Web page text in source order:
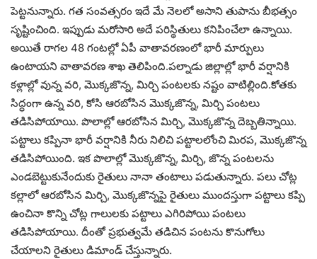
పెట్టనున్నారు. గత సంవత్సరం ఇదే మే నెలలో అసాని తుపాను బీభత్సం
సృష్టించింది. ఇప్పుడు మరోసారి అదే పరిస్థితులు కనిపించేలా ఉన్నాయి.
అయితే రాగల 48 గంటల్లో ఏపీ వాతావరణంలో భారీ మార్పులు
ఉంటాయని వాతావరణ శాఖ తెలిపింది.పల్నాడు జిల్లాల్లో భారీ వర్షానికి
కళ్లాల్లో వున్న వరి, మొక్కజొన్న, మిర్చి పంటలకు నష్టం వాటిల్లింది.కోతకు
సిద్ధంగా ఉన్న వరి, కోసి ఆరబోసిన మొక్కజొన్న, మిర్చి పంటలు
తడిసిపోయాయి. పొలాల్లో ఆరబోసిన మిర్చి, మొక్కజొన్న దెబ్బతిన్నాయి.
పట్టాలు కప్పినా భారీ వర్షానికి నీరు నిలిచి పట్టాలలోంచి మిరప, మొక్కజొన్న
తడిసిపోయింది. ఇక పొలాల్లో మొక్కజొన్న, మిర్చి, జొన్న పంటలను
ఎండబెట్టుకునేందుకు రైతులు నానా తంటాలు పడుతున్నారు. పలు చోట్ల
కల్లాలో ఆరబోసిన మిర్చి, మొక్కజొన్నపై రైతులు ముందస్తుగా పట్టాలు కప్పి
ఉంచినా కొన్ని చోట్ల గాలులకు పట్టాలు ఎగిరిపోయి పంటలు
తడిసిపోయాయి. దీంతో ప్రభుత్వమే తడిచిన పంటను కొనుగోలు
చేయాలని రైతులు డిమాండ్ చేస్తున్నారు.